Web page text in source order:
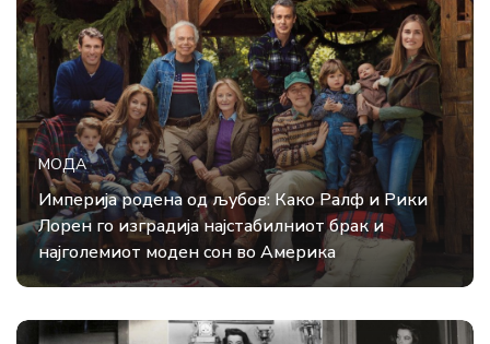
МОДА
Империја родена од љубов: Како Ралф и Рики
Лорен го изградија најстабилниот брак и
најголемиот моден сон во Америка